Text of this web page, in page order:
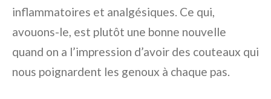
inflammatoires et analgésiques. Ce qui,
avouons-le, est plutôt une bonne nouvelle
quand on a l’impression d’avoir des couteaux qui
nous poignardent les genoux à chaque pas.